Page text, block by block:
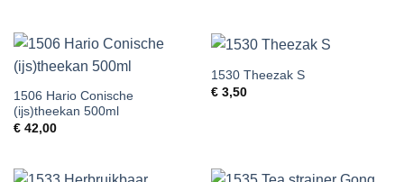
1506 Hario Conische
(ijs)theekan 500ml
€42,00
1530 Theezak S
€3,50